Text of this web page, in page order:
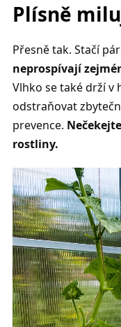
Plísně
Přesně tak. Stačí
neprospívají
Vlhko se také drží v
odstraňovat
prevence.
rostliny.